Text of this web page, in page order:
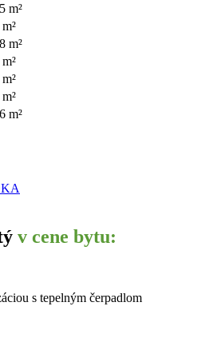
m²
m²
m²
v cene bytu:
s tepelným čerpadlom